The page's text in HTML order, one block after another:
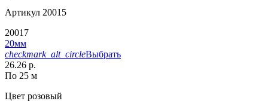
Артикул 20015
20017
20мм
checkmark_alt_circleВыбрать
26.26 р.
По 25 м
Цвет розовый